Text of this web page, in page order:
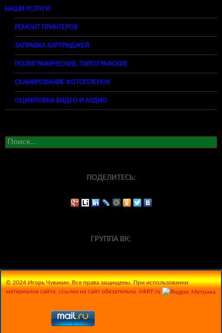
НАШИ УСЛУГИ
РЕМОНТ ПРИНТЕРОВ
ЗАПРАВКА КАРТРИДЖЕЙ
ПОЛИГРАФИЧЕСКИЕ, ТИПОГРАФСКИЕ
СКАНИРОВАНИЕ ФОТОПЛЕНОК
ОЦИФРОВКА ВИДЕО И АУДИО
Найти:
ПОДЕЛИТЕСЬ:
ГРУППА ВК:
© 2024 Игорь Чувакин. Все права защищены. При использовании
материалов сайта, ссылка на сайт обязательна. inkRF.ru